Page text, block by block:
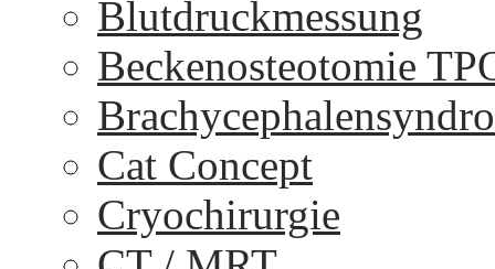
Blutdruckmessung
Beckenosteotomie
Cat Concept
Cryochirurgie